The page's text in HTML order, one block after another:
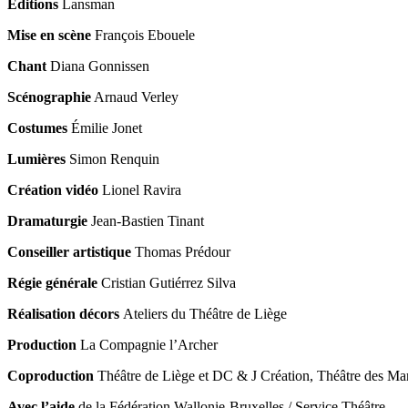
Editions Lansman
Mise en scène François Ebouele
Chant Diana Gonnissen
Scénographie Arnaud Verley
Costumes Émilie Jonet
Lumières Simon Renquin
Création vidéo Lionel Ravira
Dramaturgie Jean-Bastien Tinant
Conseiller artistique Thomas Prédour
Régie générale Cristian Gutiérrez Silva
Réalisation décors Ateliers du Théâtre de Liège
Production La Compagnie l’Archer
Coproduction Théâtre de Liège et DC & J Création, Théâtre des